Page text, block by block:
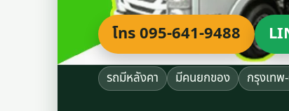
โทร 095-641-9488
รถมีหลังคา มีคนยกของ กรุงเทพ